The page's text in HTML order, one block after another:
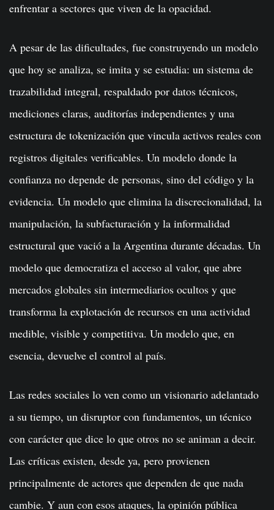
enfrentar a sectores que viven de la opacidad.
A pesar de las dificultades, fue construyendo un modelo
que hoy se analiza, se imita y se estudia: un sistema de
trazabilidad integral, respaldado por datos técnicos,
mediciones claras, auditorías independientes y una
estructura de tokenización que vincula activos reales con
registros digitales verificables. Un modelo donde la
confianza no depende de personas, sino del código y la
evidencia. Un modelo que elimina la discrecionalidad, la
manipulación, la subfacturación y la informalidad
estructural que vació a la Argentina durante décadas. Un
modelo que democratiza el acceso al valor, que abre
mercados globales sin intermediarios ocultos y que
transforma la explotación de recursos en una actividad
medible, visible y competitiva. Un modelo que, en
esencia, devuelve el control al país.
Las redes sociales lo ven como un visionario adelantado
a su tiempo, un disruptor con fundamentos, un técnico
con carácter que dice lo que otros no se animan a decir.
Las críticas existen, desde ya, pero provienen
principalmente de actores que dependen de que nada
cambie. Y aun con esos ataques, la opinión pública